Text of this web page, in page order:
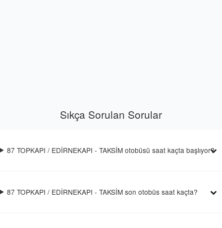
Sıkça Sorulan Sorular
87 TOPKAPI / EDİRNEKAPI - TAKSİM otobüsü saat kaçta başlıyor?
87 TOPKAPI / EDİRNEKAPI - TAKSİM son otobüs saat kaçta?